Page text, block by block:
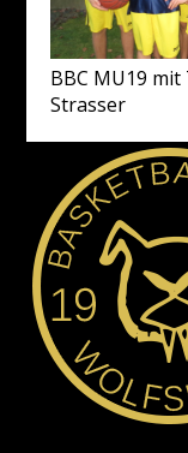
BBC MU19
Strasser